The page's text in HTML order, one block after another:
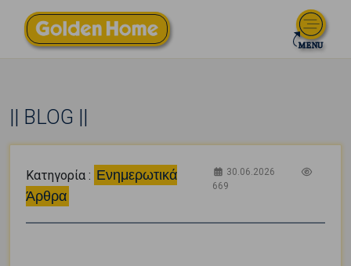
|| BLOG ||
Κατηγορία : Ενημερωτικά
Άρθρα
30.06.2026
669